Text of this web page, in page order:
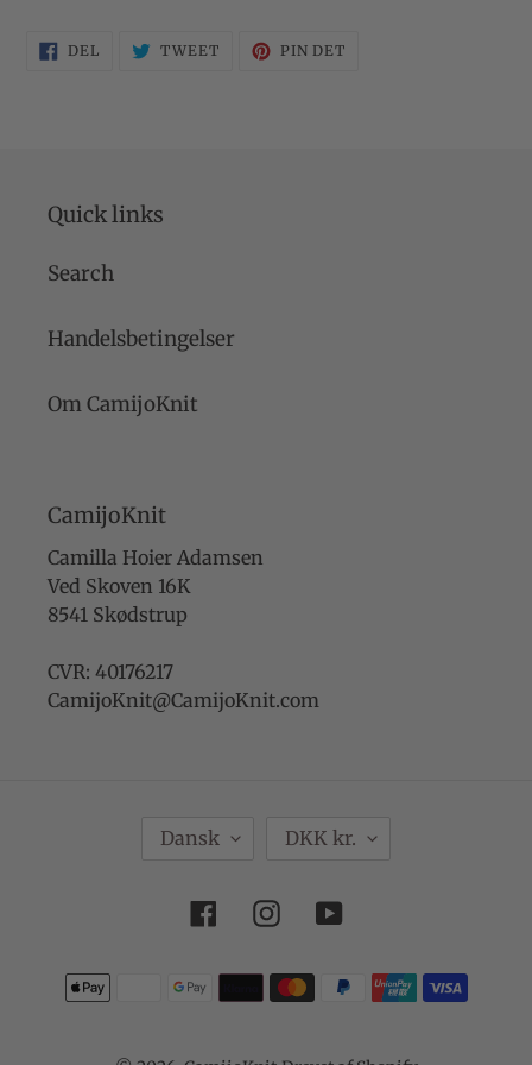
DEL
PÅ
TWEETTWEET PIN DET
Quick links
Search
Handelsbetingelser
Om CamijoKnit
CamijoKnit
Camilla Hoier Adamsen
Ved Skoven 16K
8541 Skødstrup
CVR: 40176217
CamijoKnit@CamijoKnit.com
Dansk
U
A
DKK kr.
FacebookInstagramYouTube
Betalingsmetoder